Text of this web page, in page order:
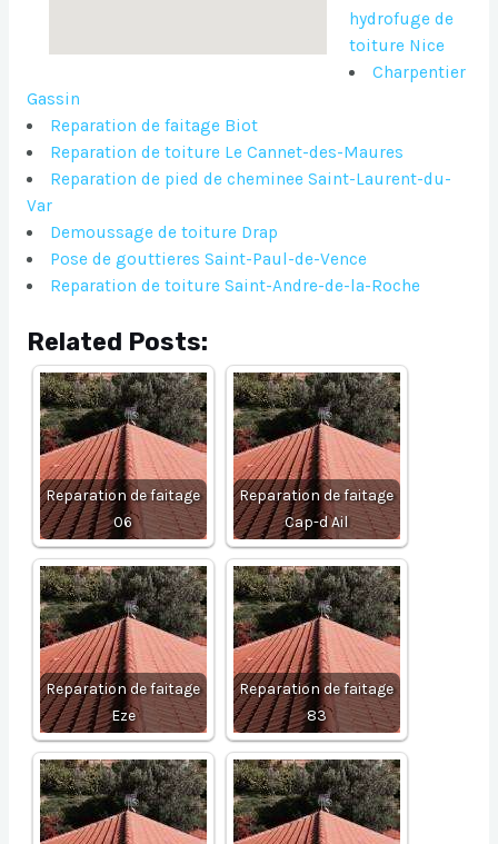
hydrofuge de
toiture Nice
Charpentier
Gassin
Reparation de faitage Biot
Reparation de toiture Le Cannet-des-Maures
Reparation de pied de cheminee Saint-Laurent-du-
Var
Demoussage de toiture Drap
Pose de gouttieres Saint-Paul-de-Vence
Reparation de toiture Saint-Andre-de-la-Roche
Related Posts:
Reparation de faitage
06
Reparation de faitage
Cap-d Ail
Reparation de faitage
Eze
Reparation de faitage
83